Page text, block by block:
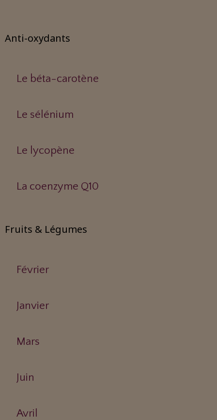
Anti-oxydants
Le béta-carotène
Le sélénium
Le lycopène
La coenzyme Q10
Fruits & Légumes
Février
Janvier
Mars
Juin
Avril